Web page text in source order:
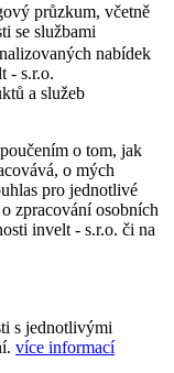
průzkum, včetně
se službami
nabídek
- s.r.o.
a služeb
o tom, jak
o mých
pro jednotlivé
zpracování osobních
invelt - s.r.o. či na
s jednotlivými
více informací